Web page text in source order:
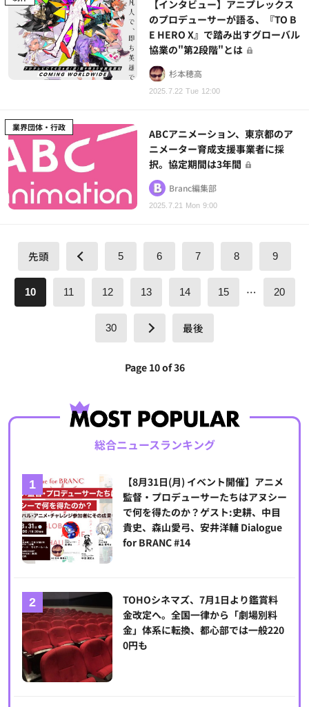
2025.7.22 Tue 12:00
【インタビュー】アニプレックス
のプロデューサーが語る、『TO B
E HERO X』で踏み出すグローバル
協業の"第2段階"とは
杉本穂高
業界団体・行政
2025.7.21 Mon 9:00
ABCアニメーション、東京都のア
ニメーター育成支援事業者に採
択。協定期間は3年間
Branc編集部
先頭 5 6 7 8 9
10 11 12 13 14 15 … 20
30 最後
Page 10 of 36
総合ニュースランキング
【8月31日(月) イベント開催】アニメ
監督・プロデューサーたちはアヌシー
で何を得たのか？ゲスト:史耕、中目
貴史、森山愛弓、安井洋輔 Dialogue
for BRANC #14
TOHOシネマズ、7月1日より鑑賞料
金改定へ。全国一律から「劇場別料
金」体系に転換、都心部では一般220
0円も